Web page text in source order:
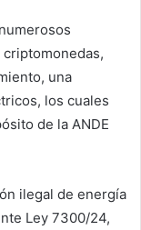
una
los cuales
de la ANDE
ilegal de energía
Ley 7300/24,